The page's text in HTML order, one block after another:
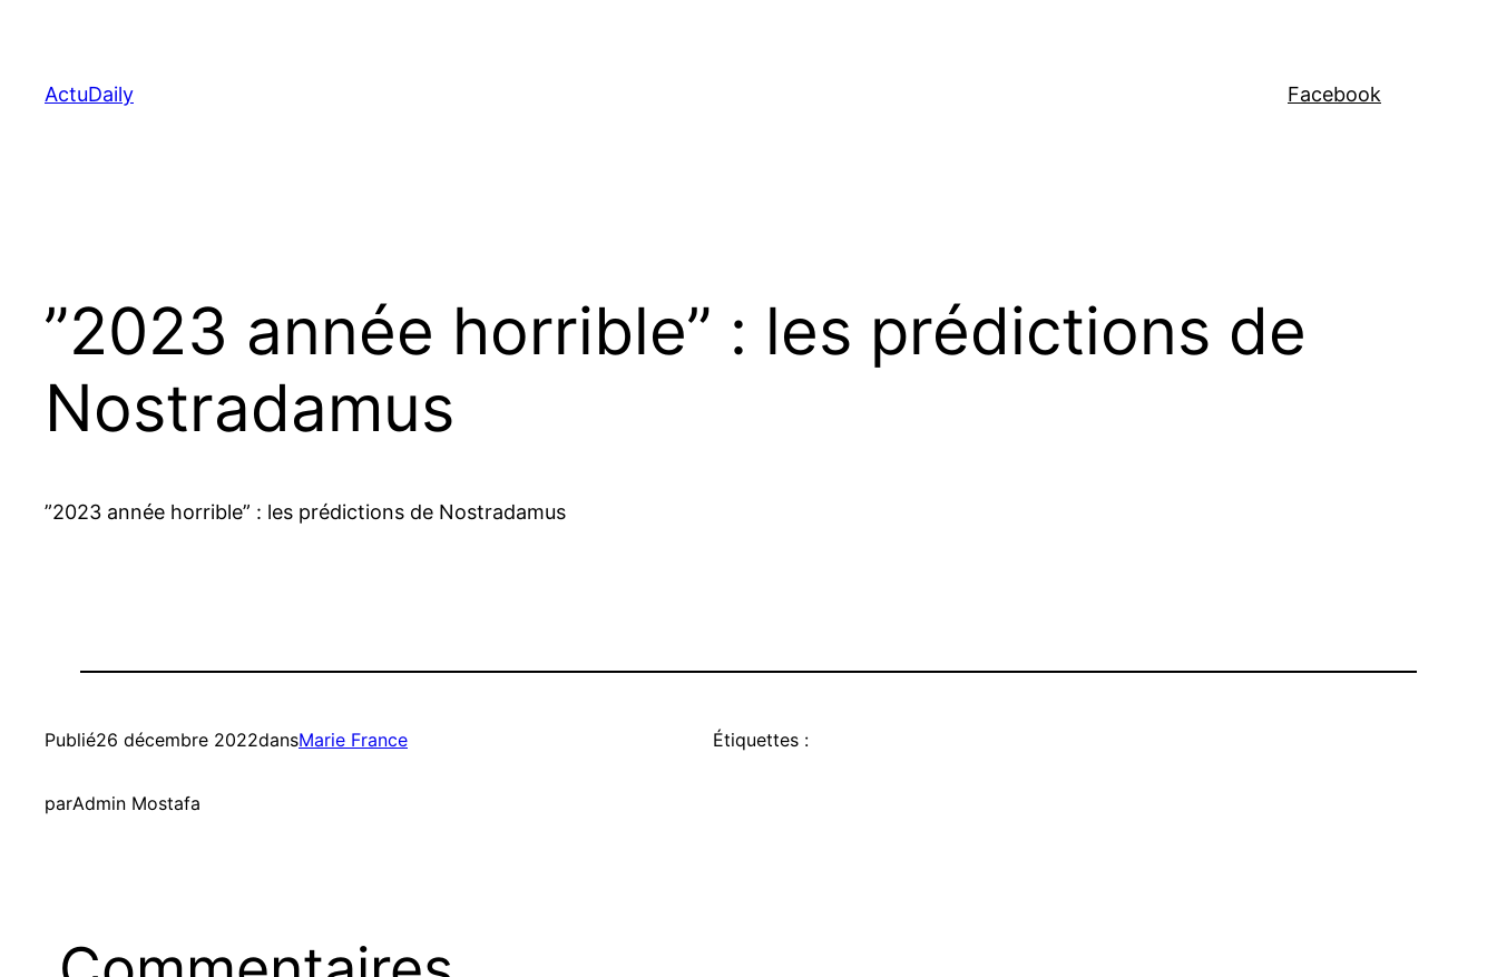
contenu
ActuDaily Facebook
”2023 année horrible” : les prédictions de
Nostradamus
”2023 année horrible” : les prédictions de Nostradamus
Publié26 décembre 2022dansMarie France
parAdmin Mostafa
Étiquettes :